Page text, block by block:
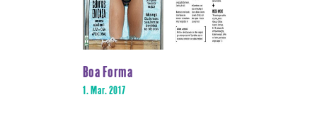
Boa Forma
1. Mar. 2017